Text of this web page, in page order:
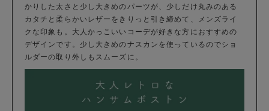
かりした太さと少し大きめのパーツが、少しだけ丸みのある
カタチと柔らかいレザーをきりっと引き締めて、メンズライ
クな印象も。大人かっこいいコーデが好きな方におすすめの
デザインです。少し大きめのナスカンを使っているのでショ
ルダーの取り外しもスムーズに。